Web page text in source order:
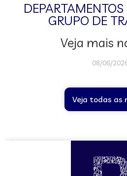
DEPARTAMENTOS
GRUPO DE
Veja mais
08/06/
Veja todas as